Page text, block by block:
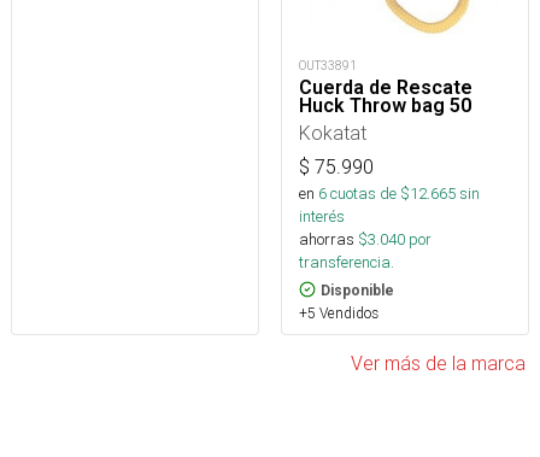
OUT33891
Cuerda de Rescate
Huck Throw bag 50
Kokatat
$ 75.990
en 6cuotas de $12.665sin
interés
ahorras $3.040 por
transferencia.
Disponible
+5 Vendidos
Ver más de la marca